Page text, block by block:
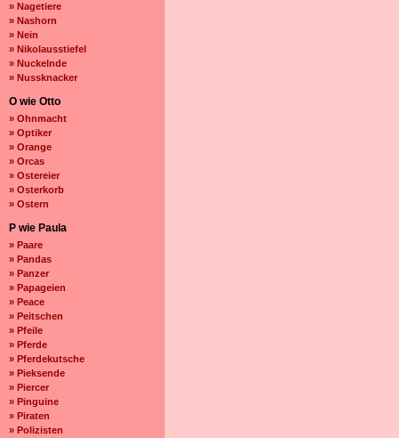
» Nagetiere
» Nashorn
» Nein
» Nikolausstiefel
» Nuckelnde
» Nussknacker
O wie Otto
» Ohnmacht
» Optiker
» Orange
» Orcas
» Ostereier
» Osterkorb
» Ostern
P wie Paula
» Paare
» Pandas
» Panzer
» Papageien
» Peace
» Peitschen
» Pfeile
» Pferde
» Pferdekutsche
» Pieksende
» Piercer
» Pinguine
» Piraten
» Polizisten